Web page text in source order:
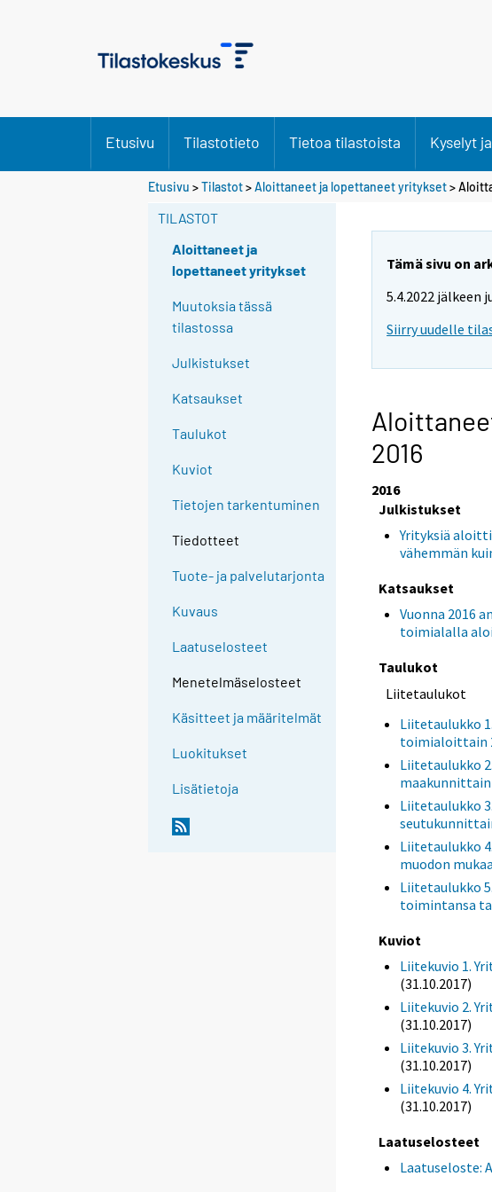
Etusivu Tilastotieto Tietoa tilastoista Kyselyt
Etusivu >Tilastot>Aloittaneet ja lopettaneet yritykset>
TILASTOT
Aloittaneet ja
lopettaneet yritykset
Muutoksia tässä
tilastossa
Julkistukset
Katsaukset
Taulukot
Kuviot
Tietojen tarkentuminen
Tiedotteet
Tuote- ja palvelutarjonta
Kuvaus
Laatuselosteet
Menetelmäselosteet
Käsitteet ja määritelmät
Luokitukset
Lisätietoja
Tämä sivu on
5.4.2022
Siirry uudelle
2016
2016
Julkistukset
Yrityksiä
vähemmän
Katsaukset
Vuonna 2016
toimialalla
Taulukot
Liitetaulukot
Liitetaulukko
toimialoittain
Liitetaulukko
maakunnittain
Liitetaulukko
Liitetaulukko
muodon
Liitetaulukko
toimintansa
Kuviot
Liitekuvio 1.
(31.10.2017)
Liitekuvio 2.
(31.10.2017)
Liitekuvio 3.
(31.10.2017)
Liitekuvio 4.
(31.10.2017)
Laatuselosteet
Laatuseloste: